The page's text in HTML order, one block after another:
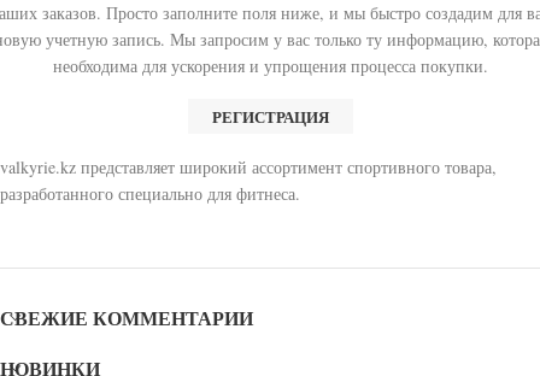
заказов. Просто заполните поля ниже, и мы быстро создадим для
учетную запись. Мы запросим у вас только ту информацию,
необходима для ускорения и упрощения процесса покупки.
РЕГИСТРАЦИЯ
valkyrie.kz представляет широкий ассортимент спортивного товара,
разработанного специально для фитнеса.
СВЕЖИЕ КОММЕНТАРИИ
НОВИНКИ